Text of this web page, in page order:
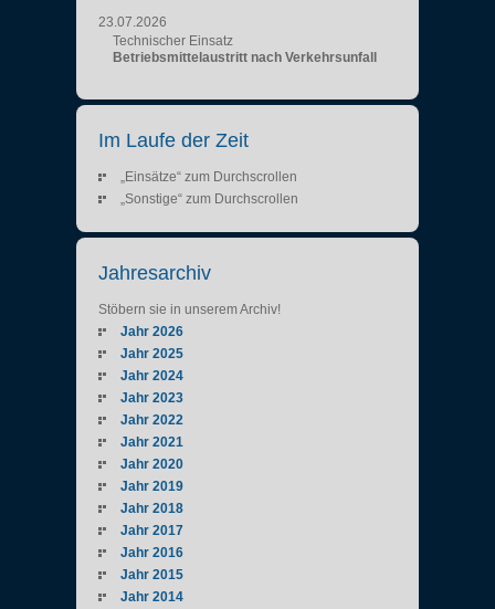
23.07.2026
Technischer Einsatz
Betriebsmittelaustritt nach Verkehrsunfall
Im Laufe der Zeit
„Einsätze“ zum Durchscrollen
„Sonstige“ zum Durchscrollen
Jahresarchiv
Stöbern sie in unserem Archiv!
Jahr 2026
Jahr 2025
Jahr 2024
Jahr 2023
Jahr 2022
Jahr 2021
Jahr 2020
Jahr 2019
Jahr 2018
Jahr 2017
Jahr 2016
Jahr 2015
Jahr 2014